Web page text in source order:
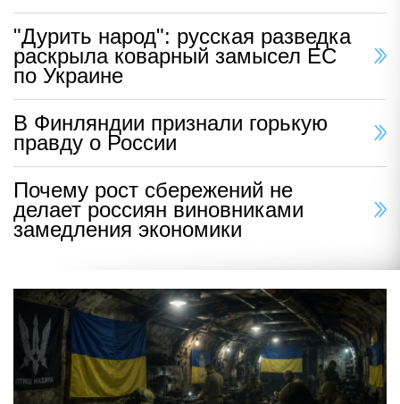
"Дурить народ": русская разведка
раскрыла коварный замысел ЕС
по Украине
В Финляндии признали горькую
правду о России
Почему рост сбережений не
делает россиян виновниками
замедления экономики